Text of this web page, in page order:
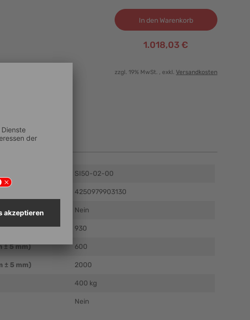
In den Warenkorb
1.018,03 €
zzgl. 19% MwSt. , exkl. Versandkosten
Daten
SI50-02-00
4250979903130
Nein
± 5 mm) 930
± 5 mm) 600
± 5 mm) 2000
400 kg
Nein